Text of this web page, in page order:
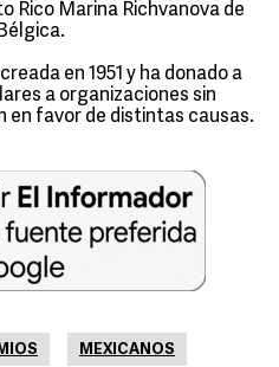
Rico Marina Richvanova de
en 1951 y ha donado a
a organizaciones sin
en favor de distintas causas.
MEXICANOS